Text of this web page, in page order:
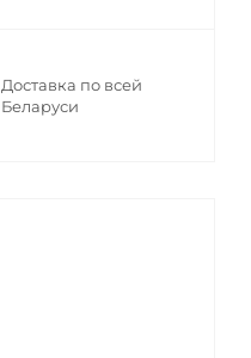
Доставка по всей
Беларуси